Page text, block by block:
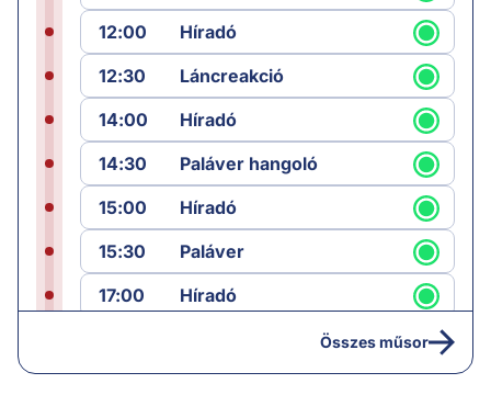
12:00
Híradó
12:30
Láncreakció
14:00
Híradó
14:30
Paláver hangoló
15:00
Híradó
15:30
Paláver
17:00
Híradó
Összes műsor